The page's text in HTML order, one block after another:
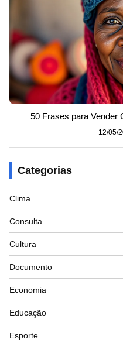
50 Frases para Vender
12/05/
Categorias
Clima
Consulta
Cultura
Documento
Economia
Educação
Esporte